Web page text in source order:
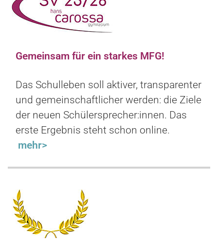
Gemeinsam für ein starkes MFG!
Das Schulleben soll aktiver, transparenter
und gemeinschaftlicher werden: die Ziele
der neuen Schülersprecher:innen. Das
erste Ergebnis steht schon online.
mehr>